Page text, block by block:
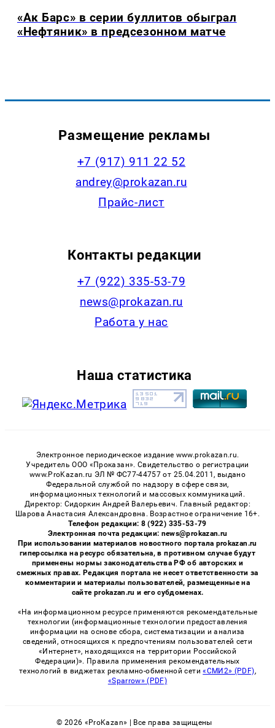
«Ак Барс» в серии буллитов обыграл
«Нефтяник» в предсезонном матче
Размещение рекламы
+7 (917) 911 22 52
andrey@prokazan.ru
Прайс-лист
Контакты редакции
+7 (922) 335-53-79
news@prokazan.ru
Работа у нас
Наша статистика
Электронное периодическое издание www.prokazan.ru.
Учредитель ООО «Проказан». Cвидетельство о регистрации
www.ProKazan.ru ЭЛ № ФС77-44757 от 25.04.2011, выдано
Федеральной службой по надзору в сфере связи,
информационных технологий и массовых коммуникаций.
Директор: Сидоркин Андрей Валерьевич. Главный редактор:
Шарова Анастасия Александровна. Возрастное ограничение 16+.
Телефон редакции: 8 (922) 335-53-79
Электронная почта редакции: news@prokazan.ru
При использовании материалов новостного портала prokazan.ru
гиперссылка на ресурс обязательна, в противном случае будут
применены нормы законодательства РФ об авторских и
смежных правах. Редакция портала не несет ответственности за
комментарии и материалы пользователей, размещенные на
сайте prokazan.ru и его субдоменах.
«На информационном ресурсе применяются рекомендательные
технологии (информационные технологии предоставления
информации на основе сбора, систематизации и анализа
сведений, относящихся к предпочтениям пользователей сети
«Интернет», находящихся на территории Российской
Федерации)». Правила применения рекомендательных
технологий в виджетах рекламно-обменной сети«СМИ2» (PDF),
«Sparrow» (PDF)
© 2026 «ProKazan» | Все права защищены